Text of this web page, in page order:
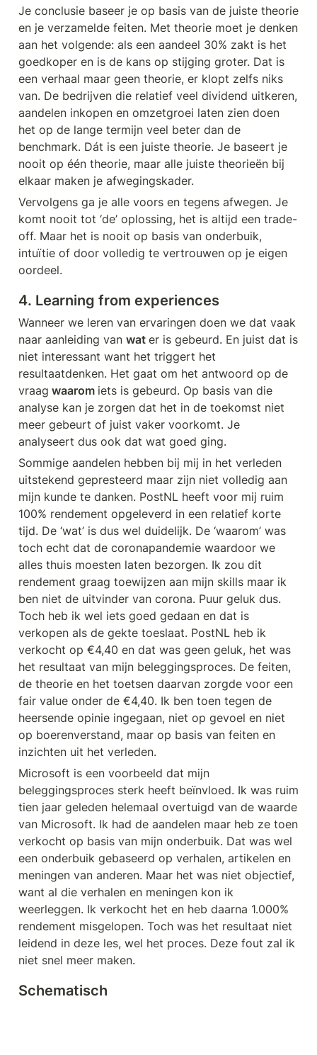
Je conclusie baseer je op basis van de juiste theorie
en je verzamelde feiten. Met theorie moet je denken
aan het volgende: als een aandeel 30% zakt is het
goedkoper en is de kans op stijging groter. Dat is
een verhaal maar geen theorie, er klopt zelfs niks
van. De bedrijven die relatief veel dividend uitkeren,
aandelen inkopen en omzetgroei laten zien doen
het op de lange termijn veel beter dan de
benchmark. Dát is een juiste theorie. Je baseert je
nooit op één theorie, maar alle juiste theorieën bij
elkaar maken je afwegingskader.
Vervolgens ga je alle voors en tegens afwegen. Je
komt nooit tot ‘de’ oplossing, het is altijd een trade-
off. Maar het is nooit op basis van onderbuik,
intuïtie of door volledig te vertrouwen op je eigen
oordeel.
4. Learning from experiences
Wanneer we leren van ervaringen doen we dat vaak
naar aanleiding van wat er is gebeurd. En juist dat is
niet interessant want het triggert het
resultaatdenken. Het gaat om het antwoord op de
vraag waarom iets is gebeurd. Op basis van die
analyse kan je zorgen dat het in de toekomst niet
meer gebeurt of juist vaker voorkomt. Je
analyseert dus ook dat wat goed ging.
Sommige aandelen hebben bij mij in het verleden
uitstekend gepresteerd maar zijn niet volledig aan
mijn kunde te danken. PostNL heeft voor mij ruim
100% rendement opgeleverd in een relatief korte
tijd. De ‘wat’ is dus wel duidelijk. De ‘waarom’ was
toch echt dat de coronapandemie waardoor we
alles thuis moesten laten bezorgen. Ik zou dit
rendement graag toewijzen aan mijn skills maar ik
ben niet de uitvinder van corona. Puur geluk dus.
Toch heb ik wel iets goed gedaan en dat is
verkopen als de gekte toeslaat. PostNL heb ik
verkocht op €4,40 en dat was geen geluk, het was
het resultaat van mijn beleggingsproces. De feiten,
de theorie en het toetsen daarvan zorgde voor een
fair value onder de €4,40. Ik ben toen tegen de
heersende opinie ingegaan, niet op gevoel en niet
op boerenverstand, maar op basis van feiten en
inzichten uit het verleden.
Microsoft is een voorbeeld dat mijn
beleggingsproces sterk heeft beïnvloed. Ik was ruim
tien jaar geleden helemaal overtuigd van de waarde
van Microsoft. Ik had de aandelen maar heb ze toen
verkocht op basis van mijn onderbuik. Dat was wel
een onderbuik gebaseerd op verhalen, artikelen en
meningen van anderen. Maar het was niet objectief,
want al die verhalen en meningen kon ik
weerleggen. Ik verkocht het en heb daarna 1.000%
rendement misgelopen. Toch was het resultaat niet
leidend in deze les, wel het proces. Deze fout zal ik
niet snel meer maken.
Schematisch